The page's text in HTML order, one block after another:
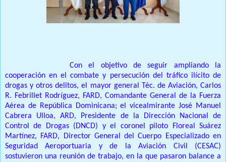
Con el objetivo de seguir ampliando la
cooperación en el combate y persecución del tráfico ilícito de
drogas y otros delitos, el mayor general Téc. de Aviación, Carlos
R. Febrillet Rodríguez, FARD, Comandante General de la Fuerza
Aérea de República Dominicana; el vicealmirante José Manuel
Cabrera Ulloa, ARD, Presidente de la Dirección Nacional de
Control de Drogas (DNCD) y el coronel piloto Floreal Suárez
Martínez, FARD, Director General del Cuerpo Especializado en
Seguridad Aeroportuaria y de la Aviación Civil (CESAC)
sostuvieron una reunión de trabajo, en la que pasaron balance a